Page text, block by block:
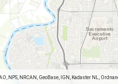
NPS, NRCAN, GeoBase, IGN, Kadaster NL,